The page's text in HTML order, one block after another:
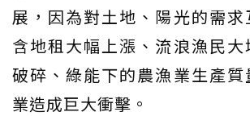
展，因為對土地、陽光的需
含地租大幅上漲、流浪漁民
破碎、綠能下的農漁業生產質
業造成巨大衝擊。